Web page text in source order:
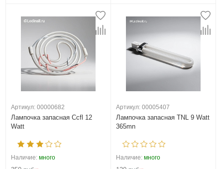
Артикул: 00000682
Лампочка запасная Ccfl 12
Watt
Наличие: много
Артикул: 00005407
Лампочка запасная TNL 9 Watt
365mn
Наличие: много